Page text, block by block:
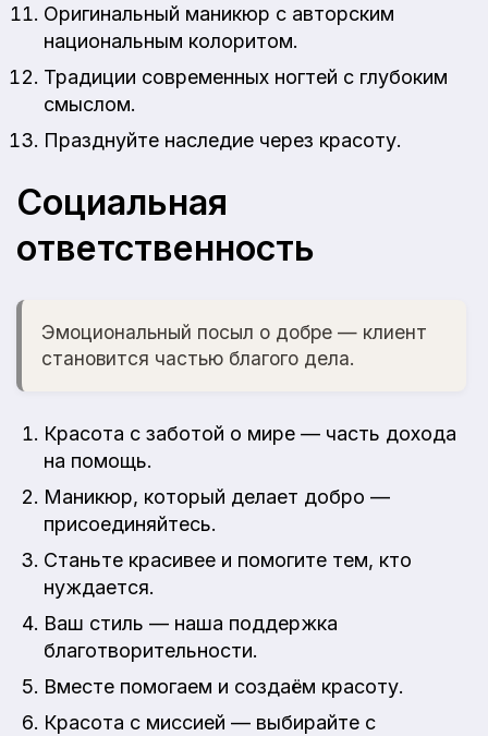
Оригинальный маникюр с авторским
национальным колоритом.
Традиции современных ногтей с глубоким
смыслом.
Празднуйте наследие через красоту.
Социальная
ответственность
Эмоциональный посыл о добре — клиент
становится частью благого дела.
Красота с заботой о мире — часть дохода
на помощь.
Маникюр, который делает добро —
присоединяйтесь.
Станьте красивее и помогите тем, кто
нуждается.
Ваш стиль — наша поддержка
благотворительности.
Вместе помогаем и создаём красоту.
Красота с миссией — выбирайте с